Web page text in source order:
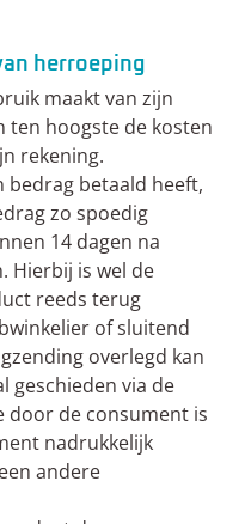
herroeping
maakt van zijn
ten hoogste de kosten
rekening.
bedrag betaald heeft,
zo spoedig
14 dagen na
Hierbij is wel de
reeds terug
of sluitend
overlegd kan
geschieden via de
door de consument is
nadrukkelijk
andere